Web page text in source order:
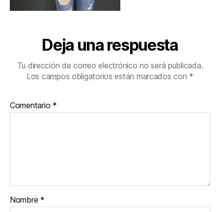
Deja una respuesta
Tu dirección de correo electrónico no será publicada.
Los campos obligatorios están marcados con *
Comentario *
Nombre *